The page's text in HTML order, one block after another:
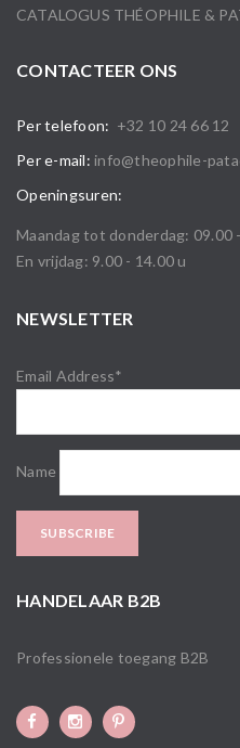
CATALOGUS THÉOPHILE &
CONTACTEER ONS
Per telefoon: +32 10 24 66 12
Per e-mail: info@theophile-
Openingsuren:
Maandag tot donderdag: 09.00
En vrijdag: 9.00 - 14.00 u
NEWSLETTER
Email Address*
Name
HANDELAAR B2B
Professionele toegang B2B